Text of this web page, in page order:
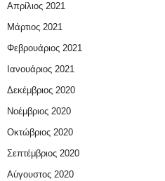
Απρίλιος 2021
Μάρτιος 2021
Φεβρουάριος 2021
Ιανουάριος 2021
Δεκέμβριος 2020
Νοέμβριος 2020
Οκτώβριος 2020
Σεπτέμβριος 2020
Αύγουστος 2020